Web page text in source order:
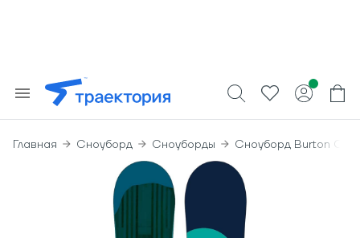
Главная Сноуборд Сноуборды Сноуборд Burton